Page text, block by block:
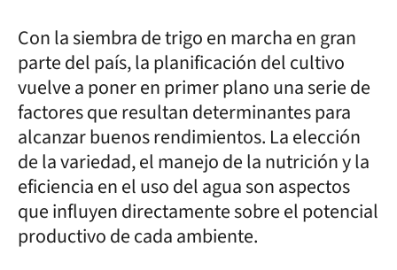
Con la siembra de trigo en marcha en gran
parte del país, la planificación del cultivo
vuelve a poner en primer plano una serie de
factores que resultan determinantes para
alcanzar buenos rendimientos. La elección
de la variedad, el manejo de la nutrición y la
eficiencia en el uso del agua son aspectos
que influyen directamente sobre el potencial
productivo de cada ambiente.